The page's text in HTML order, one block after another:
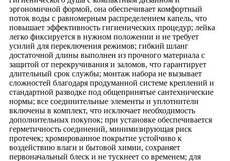
эргономичной формой, она обеспечивает комфортный
поток воды с равномерным распределением капель, что
повышает эффективность гигиенических процедур; лейка
легко фиксируется в нужном положении и не требует
усилий для переключения режимов; гибкий шланг
достаточной длины выполнен из прочного материала с
защитой от перекручивания и заломов, что гарантирует
длительный срок службы; монтаж набора не вызывает
сложностей благодаря продуманной системе креплений и
стандартной разводке под общепринятые сантехнические
нормы; все соединительные элементы и уплотнители
включены в комплект, что исключает необходимость
дополнительных покупок; при установке обеспечивается
герметичность соединений, минимизирующая риск
протечек; хромированное покрытие устойчиво к
воздействию влаги и бытовой химии, сохраняет
первоначальный блеск и не тускнеет со временем; для